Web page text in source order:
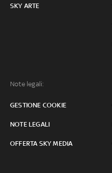
SKY ARTE
Note legali:
GESTIONE COOKIE
NOTE LEGALI
OFFERTA SKY MEDIA